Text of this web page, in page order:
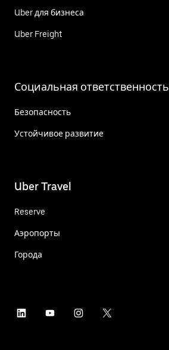
Uber для бизнеса
Uber Freight
Социальная ответственность
Безопасность
Устойчивое развитие
Uber Travel
Reserve
Аэропорты
Города